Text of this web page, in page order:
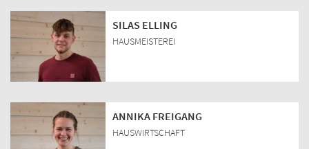
SILAS ELLING
HAUSMEISTEREI
ANNIKA FREIGANG
HAUSWIRTSCHAFT